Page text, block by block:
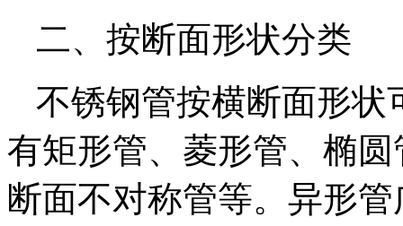
二、按断面形状分类
不锈钢管按横断面形状
有矩形管、菱形管、椭
断面不对称管等。异形